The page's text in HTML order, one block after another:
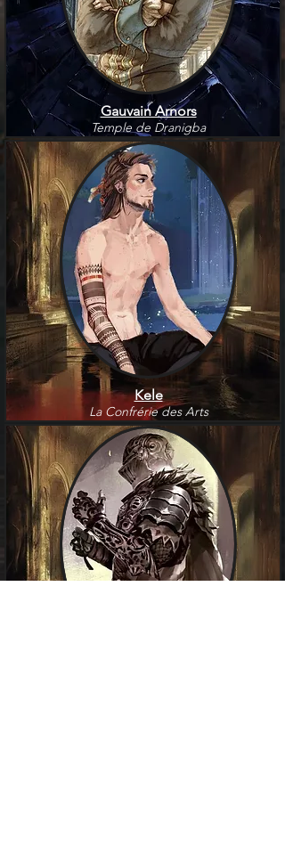
Gauvain Arnors
Temple de Dranigba
Kele
La Confrérie des Arts